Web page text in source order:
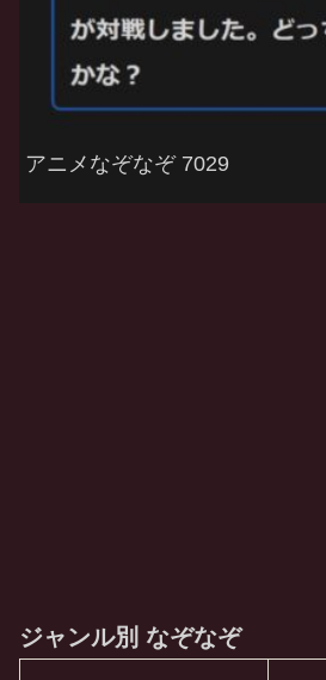
アニメなぞなぞ 7029
ジャンル別 なぞなぞ